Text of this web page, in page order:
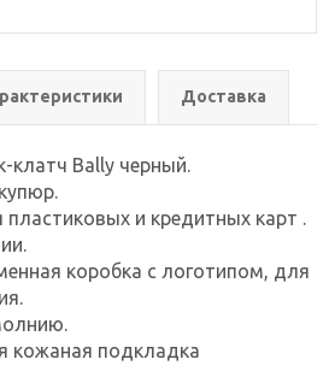
Доставка
Bally черный.
и кредитных карт .
коробка с логотипом, для
кожаная подкладка